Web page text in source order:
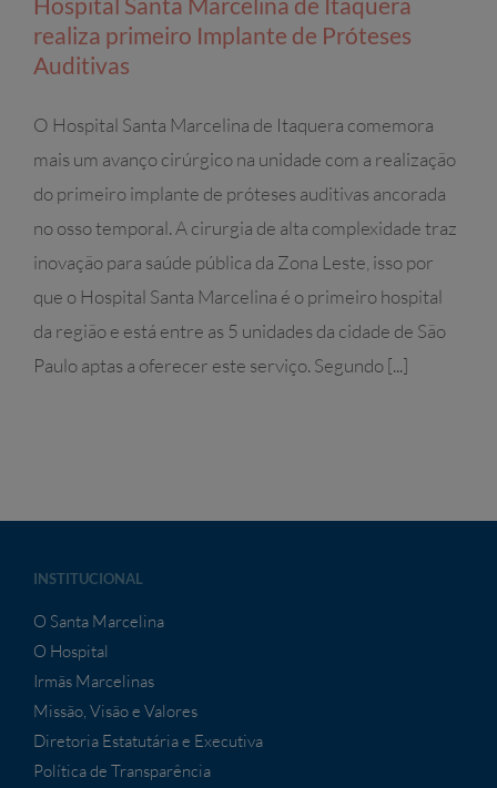
realiza primeiro Implante de Próteses
Auditivas
O Hospital Santa Marcelina de Itaquera comemora
mais um avanço cirúrgico na unidade com a realização
do primeiro implante de próteses auditivas ancorada
no osso temporal. A cirurgia de alta complexidade traz
inovação para saúde pública da Zona Leste, isso por
que o Hospital Santa Marcelina é o primeiro hospital
da região e está entre as 5 unidades da cidade de São
Paulo aptas a oferecer este serviço. Segundo [...]
INSTITUCIONAL
O Santa Marcelina
O Hospital
Irmãs Marcelinas
Missão, Visão e Valores
Diretoria Estatutária e Executiva
Política de Transparência